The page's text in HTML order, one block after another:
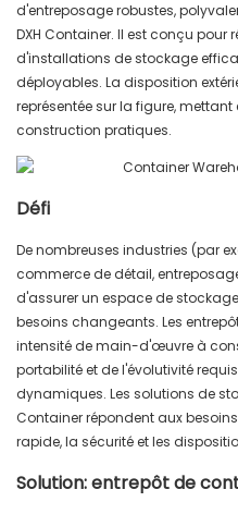
d'entreposage robustes,
DXH Container. Il est conçu
d'installations de stockage
déployables. La disposition
représentée sur la figure,
construction pratiques.
Défi
De nombreuses industries (par
commerce de détail,
d'assurer un espace de
besoins changeants. Les
intensité de main-d'œuvre à
portabilité et de l'évolutivité
dynamiques. Les solutions de
Container répondent aux
rapide, la sécurité et les
Solution: entrepôt de